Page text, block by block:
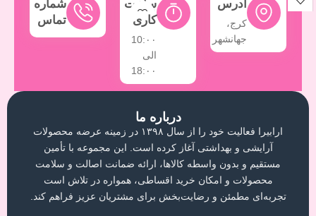
آدرس
کرج،
جهانشهر
ساعت
کاری
10:۰۰
الی
18:۰۰
شماره
تماس
درباره ما
ارابیرا فعالیت خود را از سال ۱۳۹۸ در زمینه عرضه محصولات
آرایشی و بهداشتی آغاز کرده است. این مجموعه با تأمین
مستقیم و بدون واسطه کالاها، ارائه ضمانت اصالت و سلامت
محصولات و امکان خرید اقساطی، همواره در تلاش است
تجربه‌ای مطمئن و رضایت‌بخش برای مشتریان عزیز فراهم کند.